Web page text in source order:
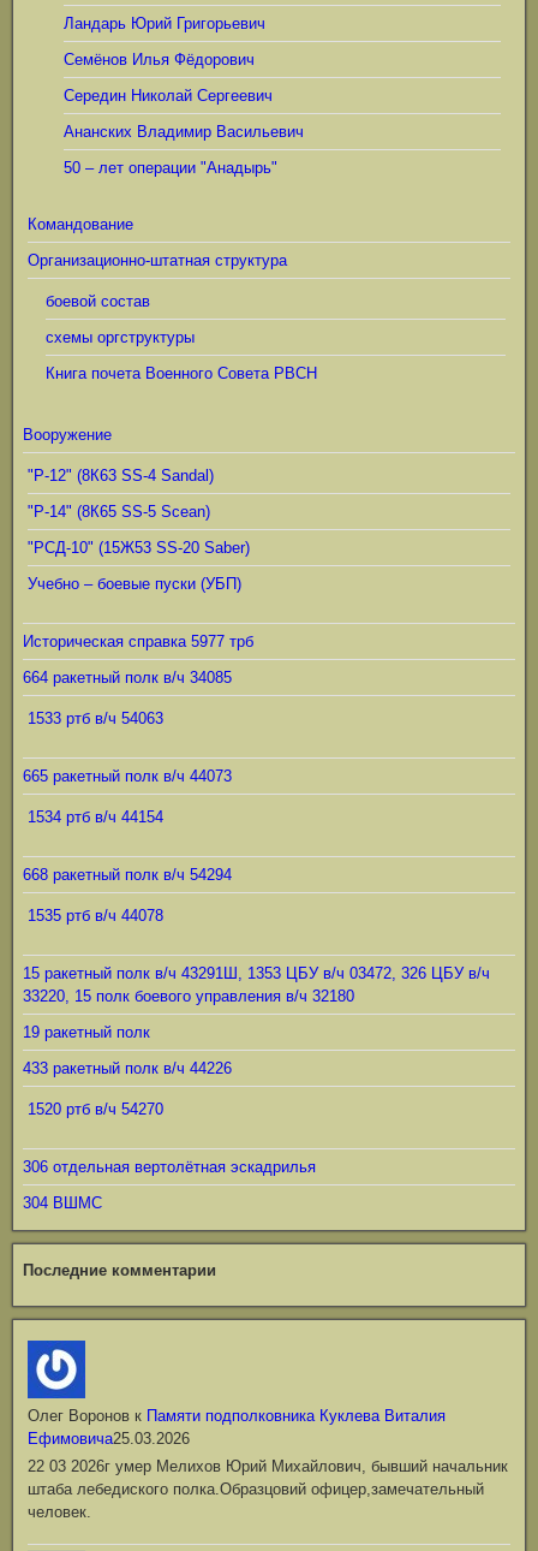
Ландарь Юрий Григорьевич
Семёнов Илья Фёдорович
Середин Николай Сергеевич
Ананских Владимир Васильевич
50 – лет операции "Анадырь"
Командование
Организационно-штатная структура
боевой состав
схемы оргструктуры
Книга почета Военного Совета РВСН
Вооружение
"Р-12" (8К63 SS-4 Sandal)
"Р-14" (8К65 SS-5 Scean)
"РСД-10" (15Ж53 SS-20 Saber)
Учебно – боевые пуски (УБП)
Историческая справка 5977 трб
664 ракетный полк в/ч 34085
1533 ртб в/ч 54063
665 ракетный полк в/ч 44073
1534 ртб в/ч 44154
668 ракетный полк в/ч 54294
1535 ртб в/ч 44078
15 ракетный полк в/ч 43291Ш, 1353 ЦБУ в/ч 03472, 326 ЦБУ в/ч
33220, 15 полк боевого управления в/ч 32180
19 ракетный полк
433 ракетный полк в/ч 44226
1520 ртб в/ч 54270
306 отдельная вертолётная эскадрилья
304 ВШМС
Последние комментарии
Олег Воронов к Памяти подполковника Куклева Виталия
Ефимовича25.03.2026
22 03 2026г умер Мелихов Юрий Михайлович, бывший начальник
штаба лебедиского полка.Образцовий офицер,замечательный
человек.